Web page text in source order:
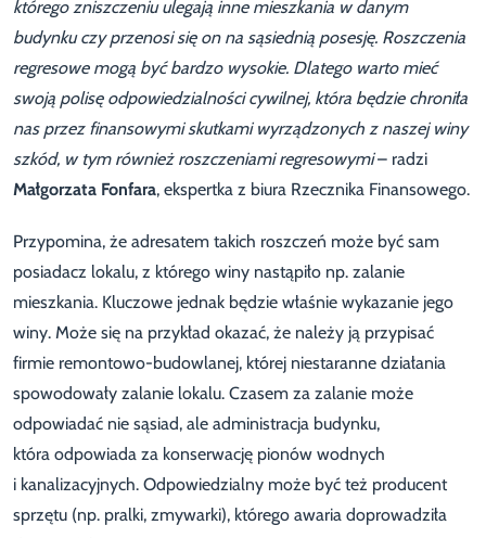
którego zniszczeniu ulegają inne mieszkania w danym
budynku czy przenosi się on na sąsiednią posesję. Roszczenia
regresowe mogą być bardzo wysokie. Dlatego warto mieć
swoją polisę odpowiedzialności cywilnej, która będzie chroniła
nas przez finansowymi skutkami wyrządzonych z naszej winy
szkód, w tym również roszczeniami regresowymi– radzi
Małgorzata Fonfara, ekspertka z biura Rzecznika Finansowego.
Przypomina, że adresatem takich roszczeń może być sam
posiadacz lokalu, z którego winy nastąpiło np. zalanie
mieszkania. Kluczowe jednak będzie właśnie wykazanie jego
winy. Może się na przykład okazać, że należy ją przypisać
firmie remontowo-budowlanej, której niestaranne działania
spowodowały zalanie lokalu. Czasem za zalanie może
odpowiadać nie sąsiad, ale administracja budynku,
która odpowiada za konserwację pionów wodnych
i kanalizacyjnych. Odpowiedzialny może być też producent
sprzętu (np. pralki, zmywarki), którego awaria doprowadziła